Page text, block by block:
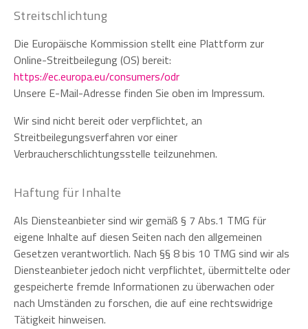
Streitschlichtung
Die Europäische Kommission stellt eine Plattform zur
Online-Streitbeilegung (OS) bereit:
https://ec.europa.eu/consumers/odr
Unsere E-Mail-Adresse finden Sie oben im Impressum.
Wir sind nicht bereit oder verpflichtet, an
Streitbeilegungsverfahren vor einer
Verbraucherschlichtungsstelle teilzunehmen.
Haftung für Inhalte
Als Diensteanbieter sind wir gemäß § 7 Abs.1 TMG für
eigene Inhalte auf diesen Seiten nach den allgemeinen
Gesetzen verantwortlich. Nach §§ 8 bis 10 TMG sind wir als
Diensteanbieter jedoch nicht verpflichtet, übermittelte oder
gespeicherte fremde Informationen zu überwachen oder
nach Umständen zu forschen, die auf eine rechtswidrige
Tätigkeit hinweisen.